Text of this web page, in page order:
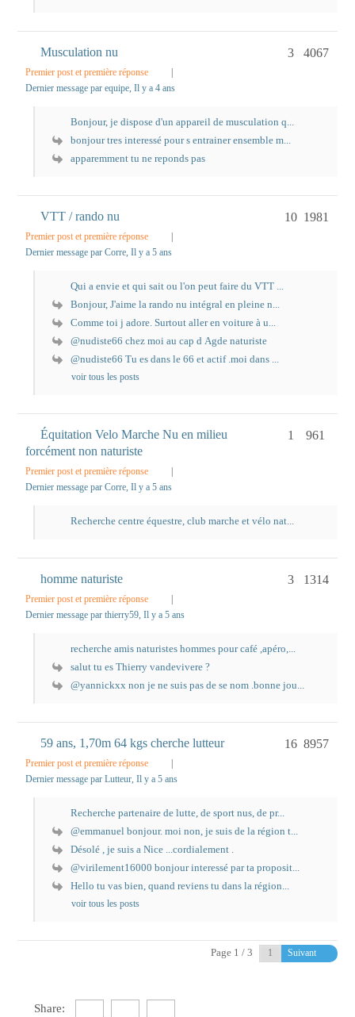
Musculation nu
Premier post et première réponse
Dernier message par equipe, Il y a 4 ans
4067
3
Bonjour, je dispose d'un appareil de musculation q...
bonjour tres interessé pour s entrainer ensemble m...
apparemment tu ne reponds pas
VTT / rando nu
Premier post et première réponse
Dernier message par Corre, Il y a 5 ans
1981
10
Qui a envie et qui sait ou l'on peut faire du VTT ...
Bonjour, J'aime la rando nu intégral en pleine n...
Comme toi j adore. Surtout aller en voiture à u...
@nudiste66 chez moi au cap d Agde naturiste
@nudiste66 Tu es dans le 66 et actif .moi dans ...
voir tous les posts
Équitation Velo Marche Nu en milieu
forcément non naturiste
Premier post et première réponse
Dernier message par Corre, Il y a 5 ans
961
1
Recherche centre équestre, club marche et vélo nat...
homme naturiste
Premier post et première réponse
Dernier message par thierry59, Il y a 5 ans
1314
3
recherche amis naturistes hommes pour café ,apéro,...
salut tu es Thierry vandevivere ?
@yannickxx non je ne suis pas de se nom .bonne jou...
59 ans, 1,70m 64 kgs cherche lutteur
Premier post et première réponse
Dernier message par Lutteur, Il y a 5 ans
8957
16
Recherche partenaire de lutte, de sport nus, de pr...
@emmanuel bonjour. moi non, je suis de la région t...
Désolé , je suis a Nice ...cordialement .
@virilement16000 bonjour interessé par ta proposit...
Hello tu vas bien, quand reviens tu dans la région...
voir tous les posts
Page 1 / 3 Suivant
Share: